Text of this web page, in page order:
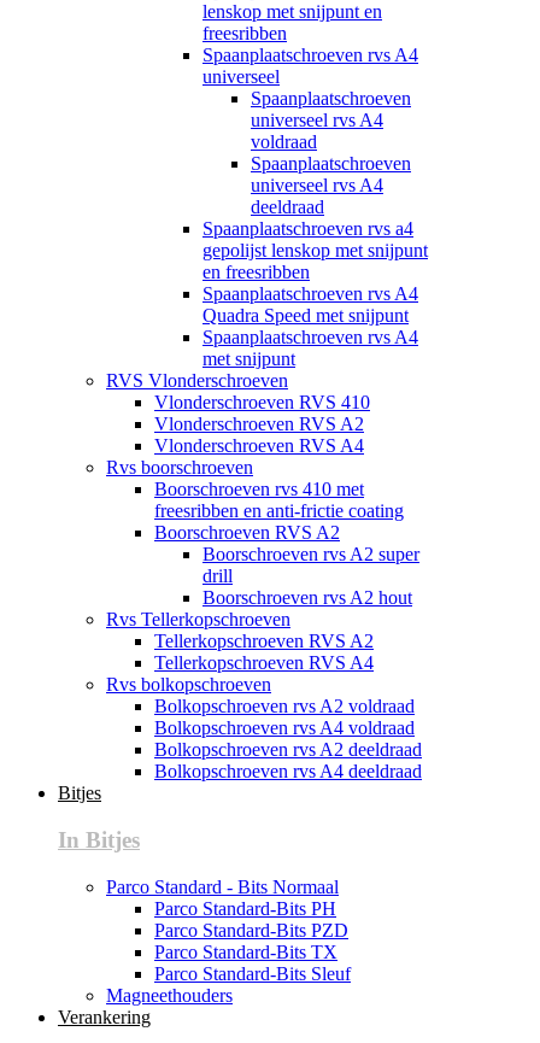
lenskop met snijpunt en
freesribben
Spaanplaatschroeven rvs A4
universeel
Spaanplaatschroeven
universeel rvs A4
voldraad
Spaanplaatschroeven
universeel rvs A4
deeldraad
Spaanplaatschroeven rvs a4
gepolijst lenskop met snijpunt
en freesribben
Spaanplaatschroeven rvs A4
Quadra Speed met snijpunt
Spaanplaatschroeven rvs A4
met snijpunt
RVS Vlonderschroeven
Vlonderschroeven RVS 410
Vlonderschroeven RVS A2
Vlonderschroeven RVS A4
Rvs boorschroeven
Boorschroeven rvs 410 met
freesribben en anti-frictie coating
Boorschroeven RVS A2
Boorschroeven rvs A2 super
drill
Boorschroeven rvs A2 hout
Rvs Tellerkopschroeven
Tellerkopschroeven RVS A2
Tellerkopschroeven RVS A4
Rvs bolkopschroeven
Bolkopschroeven rvs A2 voldraad
Bolkopschroeven rvs A4 voldraad
Bolkopschroeven rvs A2 deeldraad
Bolkopschroeven rvs A4 deeldraad
Bitjes
In Bitjes
Parco Standard - Bits Normaal
Parco Standard-Bits PH
Parco Standard-Bits PZD
Parco Standard-Bits TX
Parco Standard-Bits Sleuf
Magneethouders
Verankering